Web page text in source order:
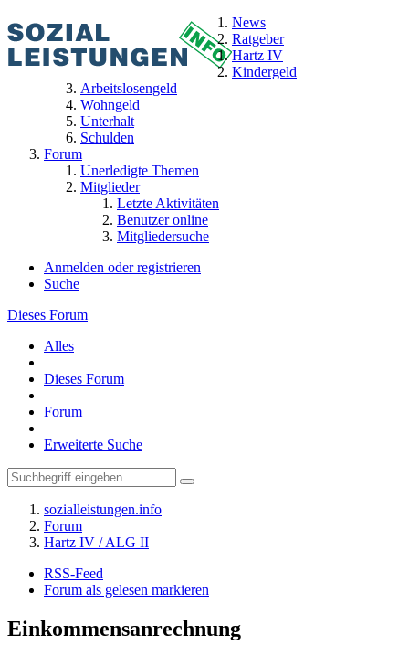
News
Ratgeber
Hartz IV
Kindergeld
Arbeitslosengeld
Wohngeld
Unterhalt
Schulden
Forum
Unerledigte Themen
Mitglieder
Letzte Aktivitäten
Benutzer online
Mitgliedersuche
Anmelden oder registrieren
Suche
Dieses Forum
Alles
Dieses Forum
Forum
Erweiterte Suche
sozialleistungen.info
Forum
Hartz IV / ALG II
RSS-Feed
Forum als gelesen markieren
Einkommensanrechnung